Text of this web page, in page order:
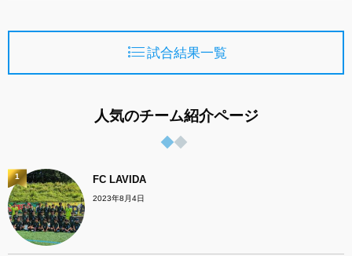
試合結果一覧
人気のチーム紹介ページ
FC LAVIDA
2023年8月4日
1